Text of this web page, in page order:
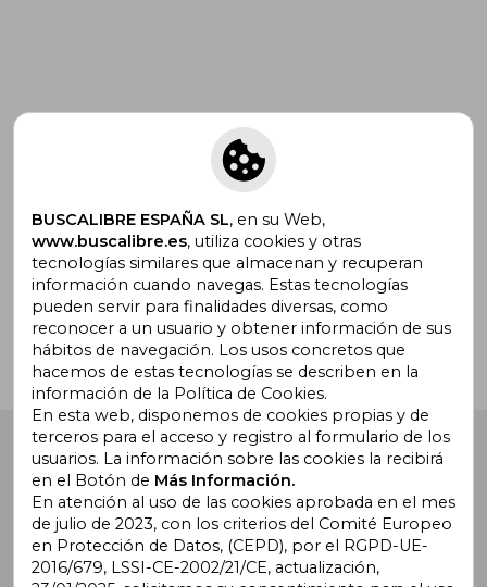
Suscríbete para recibir ofertas y
promociones
¿Necesitas ayuda?
Ir a Centro de Soporte
Buscalibre España . Calle Energía, 65, Nave 3 (08940),
Cornellà de Llobregat, Barcelona. Derechos Reservados.
BUSCALIBRE ESPAÑA SL, en su Web,
www.buscalibre.es, utiliza cookies y otras
tecnologías similares que almacenan y recuperan
información cuando navegas. Estas tecnologías
pueden servir para finalidades diversas, como
reconocer a un usuario y obtener información de sus
hábitos de navegación. Los usos concretos que
hacemos de estas tecnologías se describen en la
información de la Política de Cookies.
En esta web, disponemos de cookies propias y de
terceros para el acceso y registro al formulario de los
usuarios. La información sobre las cookies la recibirá
en el Botón de Más Información.
En atención al uso de las cookies aprobada en el mes
de julio de 2023, con los criterios del Comité Europeo
en Protección de Datos, (CEPD), por el RGPD-UE-
2016/679, LSSI-CE-2002/21/CE, actualización,